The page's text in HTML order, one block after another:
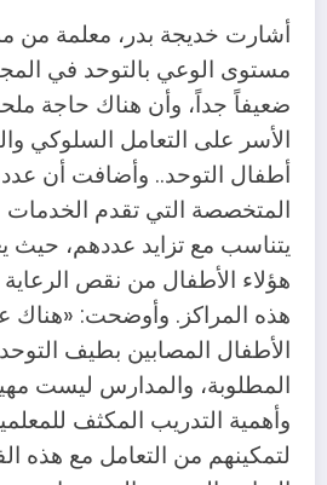
أشارت خديجة بدر، معلمة من
مستوى الوعي بالتوحد في
ضعيفاً جداً، وأن هناك حاجة
الأسر على التعامل السلوكي
أطفال التوحد.. وأضافت أن عدد
المتخصصة التي تقدم الخدمات
يتناسب مع تزايد عددهم، حيث
هؤلاء الأطفال من نقص
هذه المراكز. وأوضحت: «هناك
الأطفال المصابين بطيف
المطلوبة، والمدارس ليست
وأهمية التدريب المكثف
لتمكينهم من التعامل مع هذه